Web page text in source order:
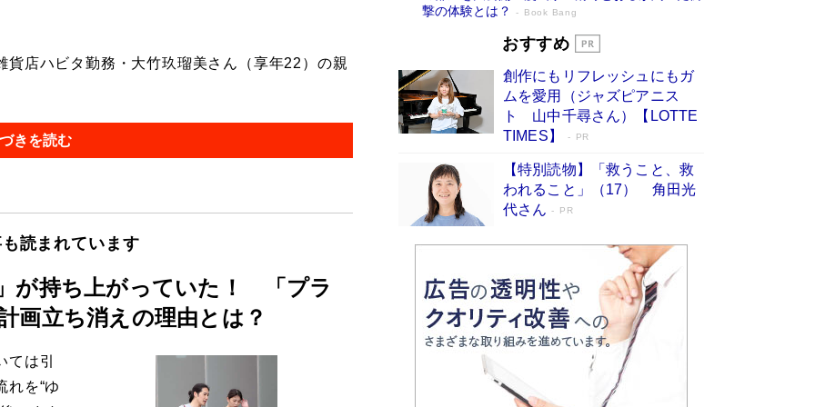
店ハビタ勤務・大竹玖瑠美さん（享年22）の親
きを読む
読まれています
が持ち上がっていた！ 「プラ
立ち消えの理由とは？
は引
れを“ゆ
撃の体験とは？
Book Bang
追悼・東野圭吾さん 週間ベストセラーラ
など代表作が並ぶ［文庫ベストセラー］
Book Bang
73歳でも働くしかない 「老後レス時代」に交通
誘導員の独白が話題
「なんで？ そんな馬鹿な……」90歳になった作
家・阿刀田高さんが、ひとり暮らしの生活を明か
す
Book Bang
竹内由恵の前に現れた「テレビ観ないんだよね
ぇ」という男性…夫を選んでテレ朝退社したワケ
和田秀樹の70代、80代向け新書がベスト3を独
占 上半期1位にも選出［新書ベストセラー］
Book Bang
おすすめ
創作にもリフレッシュにもガ
ムを愛用（ジャズピアニス
ト 山中千尋さん）【LOTTE
TIMES】
PR
【特別読物】「救うこと、救
われること」（17） 角田光
代さん
PR